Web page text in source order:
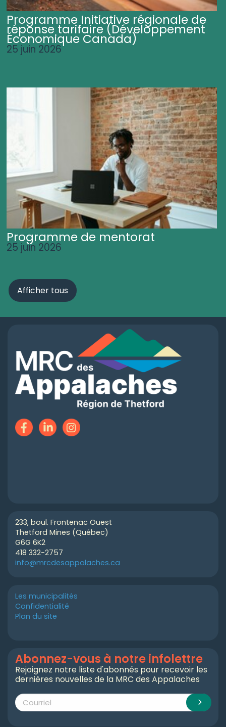
Programme Initiative régionale de
réponse tarifaire (Développement
Économique Canada)
25 juin 2026
Programme de mentorat
25 juin 2026
Afficher tous
233, boul. Frontenac Ouest
Thetford Mines (Québec)
G6G 6K2
418 332-2757
info@mrcdesappalaches.ca
Les municipalités
Confidentialité
Plan du site
Abonnez-vous à notre infolettre
Rejoignez notre liste d'abonnés pour recevoir les
dernières nouvelles de la MRC des Appalaches